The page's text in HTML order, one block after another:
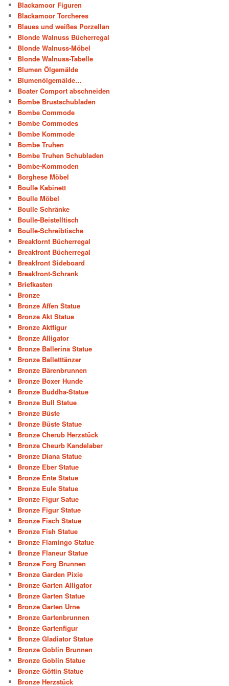
Blackamoor Figuren
Blackamoor Torcheres
Blaues und weißes Porzellan
Blonde Walnuss Bücherregal
Blonde Walnuss-Möbel
Blonde Walnuss-Tabelle
Blumen Ölgemälde
Blumenölgemälde…
Boater Comport abschneiden
Bombe Brustschubladen
Bombe Commode
Bombe Commodes
Bombe Kommode
Bombe Truhen
Bombe Truhen Schubladen
Bombe-Kommoden
Borghese Möbel
Boulle Kabinett
Boulle Möbel
Boulle Schränke
Boulle-Beistelltisch
Boulle-Schreibtische
Breakfornt Bücherregal
Breakfront Bücherregal
Breakfront Sideboard
Breakfront-Schrank
Briefkasten
Bronze
Bronze Affen Statue
Bronze Akt Statue
Bronze Aktfigur
Bronze Alligator
Bronze Ballerina Statue
Bronze Balletttänzer
Bronze Bärenbrunnen
Bronze Boxer Hunde
Bronze Buddha-Statue
Bronze Bull Statue
Bronze Büste
Bronze Büste Statue
Bronze Cherub Herzstück
Bronze Cheurb Kandelaber
Bronze Diana Statue
Bronze Eber Statue
Bronze Ente Statue
Bronze Eule Statue
Bronze Figur Satue
Bronze Figur Statue
Bronze Fisch Statue
Bronze Fish Statue
Bronze Flamingo Statue
Bronze Flaneur Statue
Bronze Forg Brunnen
Bronze Garden Pixie
Bronze Garten Alligator
Bronze Garten Statue
Bronze Garten Urne
Bronze Gartenbrunnen
Bronze Gartenfigur
Bronze Gladiator Statue
Bronze Goblin Brunnen
Bronze Goblin Statue
Bronze Göttin Statue
Bronze Herzstück